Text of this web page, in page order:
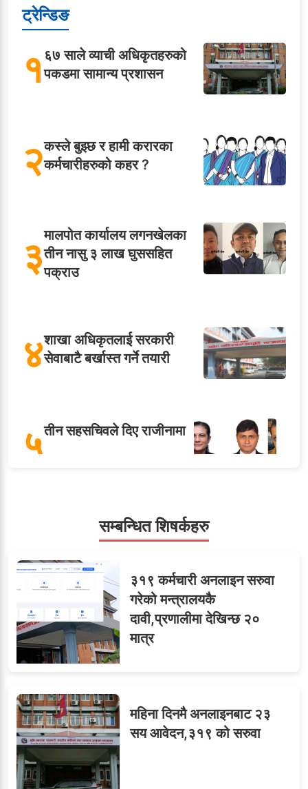
ट्रेन्डिङ
१६७ साले व्याची अधिकृतहरुको
पकडमा सामान्य प्रशासन
२कस्ले बुझ्छ र हामी करारका
कर्मचारीहरुको कहर ?
३मालपोत कार्यालय लगनखेलका
तीन नासु ३ लाख घुससहित
पक्राउ
४शाखा अधिकृतलाई सरकारी
सेवाबाटै बर्खास्त गर्ने तयारी
५तीन सहसचिवले दिए राजीनामा
सहसचिवमा प्रथम भएका
विजयकुमार शर्माको लोकसेवा
टिप्स
७ओएनएमका नाममा अत्याचार :
सब–इन्जिनियरहरुको गम्भीर
ध्यानाकर्षण
८जुनियरलाई दोहोरो जिम्मेवारी,
मन्त्रालयभित्र असन्तुष्टि
सम्बन्धित शिषर्कहरु
३१९ कर्मचारी अनलाइन सरुवा
गरेको मन्त्रालयकै
दावी,प्रणालीमा देखिन्छ २०
मात्र
महिना दिनमै अनलाइनबाट २३
सय आवेदन,३१९ को सरुवा